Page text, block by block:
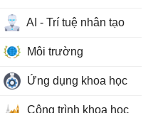
AI - Trí tuệ nhân tạo
Môi trường
Ứng dụng khoa học
Công trình khoa học